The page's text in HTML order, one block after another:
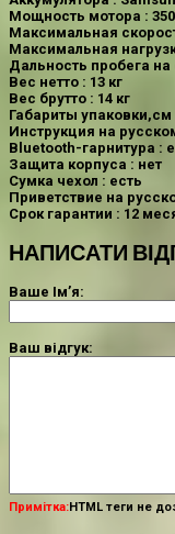
Мощность мотора : 350
Максимальная
Максимальная
Дальность пробега
Вес нетто : 13 кг
Вес брутто : 14 кг
Габариты
Инструкция на
Bluetooth-гарнитура :
Защита корпуса : нет
Сумка чехол : есть
Приветствие на
Срок гарантии : 12
НАПИСАТИ
Ваше Ім’я:
Ваш відгук:
Примітка:HTML теги не